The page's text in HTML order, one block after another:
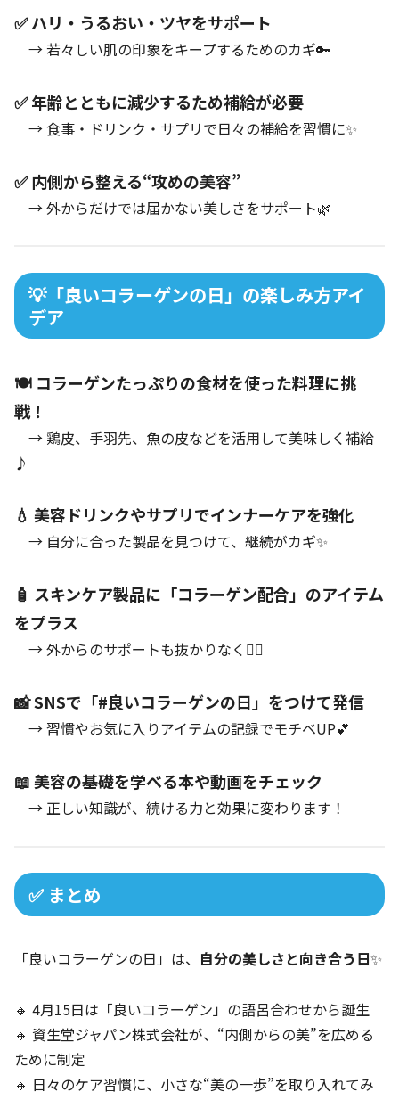
✅ ハリ・うるおい・ツヤをサポート
→ 若々しい肌の印象をキープするためのカギ🔑
✅ 年齢とともに減少するため補給が必要
→ 食事・ドリンク・サプリで日々の補給を習慣に✨
✅ 内側から整える“攻めの美容”
→ 外からだけでは届かない美しさをサポート🌿
💡「良いコラーゲンの日」の楽しみ方アイ
デア
🍽 コラーゲンたっぷりの食材を使った料理に挑
戦！
→ 鶏皮、手羽先、魚の皮などを活用して美味しく補給
♪
💧 美容ドリンクやサプリでインナーケアを強化
→ 自分に合った製品を見つけて、継続がカギ✨
🧴 スキンケア製品に「コラーゲン配合」のアイテム
をプラス
→ 外からのサポートも抜かりなく💆‍♀️
📸 SNSで「#良いコラーゲンの日」をつけて発信
→ 習慣やお気に入りアイテムの記録でモチベUP💕
📖 美容の基礎を学べる本や動画をチェック
→ 正しい知識が、続ける力と効果に変わります！
✅ まとめ
「良いコラーゲンの日」は、 自分の美しさと向き合う日✨
🔸 4月15日は「良いコラーゲン」の語呂合わせから誕生
🔸 資生堂ジャパン株式会社が、“内側からの美”を広める
ために制定
🔸 日々のケア習慣に、小さな“美の一歩”を取り入れてみ